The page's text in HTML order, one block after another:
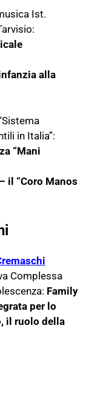
Ist.
musicale
alla
in Italia”:
“Mani
il “Coro Manos
Complessa
Family
per lo
il ruolo della